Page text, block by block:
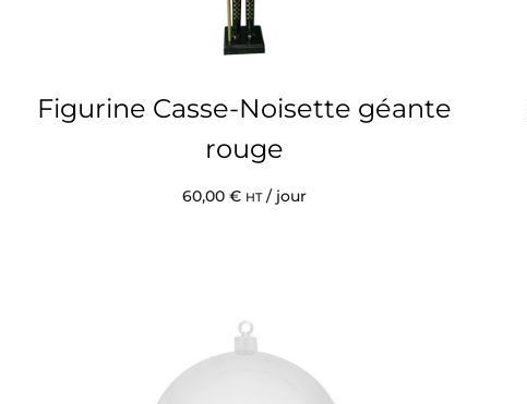
Figurine Casse-Noisette géante
rouge
60,00 € HT/ jour